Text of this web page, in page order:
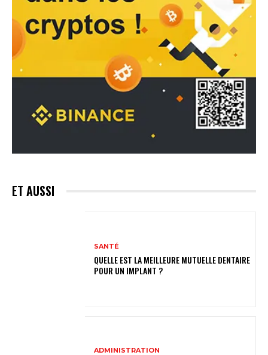
ET AUSSI
SANTÉ
QUELLE EST LA MEILLEURE MUTUELLE DENTAIRE
POUR UN IMPLANT ?
ADMINISTRATION